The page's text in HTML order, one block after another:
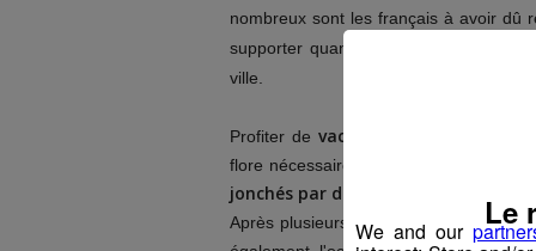
nombreux sont les français à avoir dû
supporter quand arrivent les beaux
ville.
Profiter devacances à la montagne
flore nécessaires à notre équilibre, en
jonchés par des érables, sapins ou
Après plusieurs mois passés dans un
We and our Le